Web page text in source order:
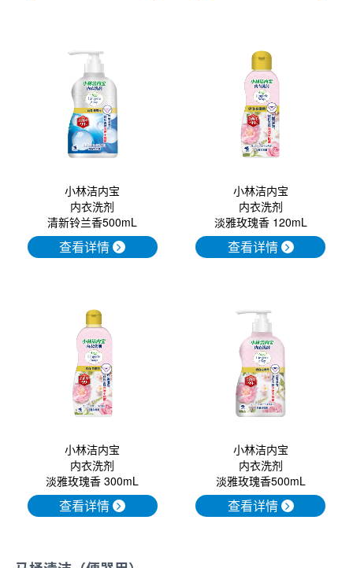
小林洁内宝
内衣洗剂
清新铃兰香500mL
查看详情
小林洁内宝
内衣洗剂
淡雅玫瑰香 120mL
查看详情
小林洁内宝
内衣洗剂
淡雅玫瑰香 300mL
查看详情
小林洁内宝
内衣洗剂
淡雅玫瑰香500mL
查看详情